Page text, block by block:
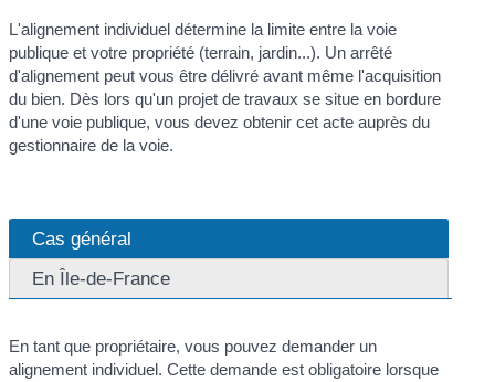
L'alignement individuel détermine la limite entre la voie
publique et votre propriété (terrain, jardin...). Un arrêté
d'alignement peut vous être délivré avant même l'acquisition
du bien. Dès lors qu'un projet de travaux se situe en bordure
d'une voie publique, vous devez obtenir cet acte auprès du
gestionnaire de la voie.
Cas général
En Île-de-France
En tant que propriétaire, vous pouvez demander un
alignement individuel. Cette demande est obligatoire lorsque